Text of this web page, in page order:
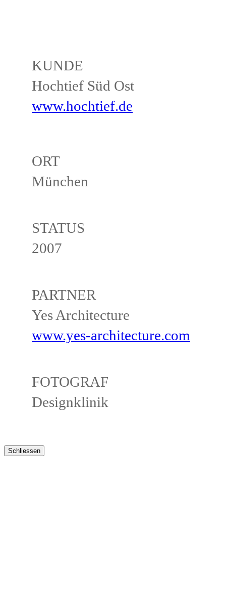
KUNDE
Hochtief Süd Ost
www.hochtief.de
ORT
München
STATUS
2007
PARTNER
Yes Architecture
www.yes-architecture.com
FOTOGRAF
Designklinik
Schliessen